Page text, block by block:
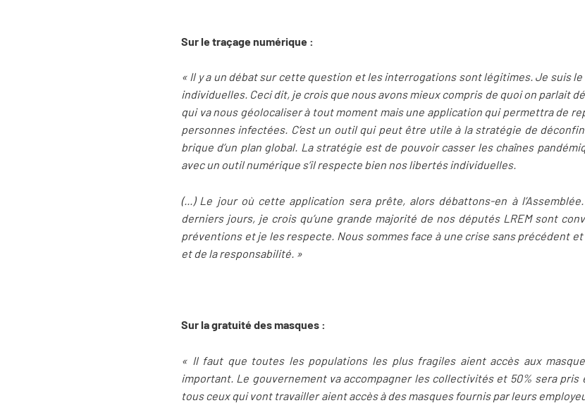
Sur le traçage numérique :
« Il y a un débat sur cette question et les interrogations sont légitimes. Je suis
individuelles. Ceci dit, je crois que nous avons mieux compris de quoi on parlait
qui va nous géolocaliser à tout moment mais une application qui permettra de
personnes infectées. C’est un outil qui peut être utile à la stratégie de
brique d’un plan global. La stratégie est de pouvoir casser les chaînes
avec un outil numérique s’il respecte bien nos libertés individuelles.
(...) Le jour où cette application sera prête, alors débattons-en à
derniers jours, je crois qu’une grande majorité de nos députés LREM sont
préventions et je les respecte. Nous sommes face à une crise sans précédent
et de la responsabilité. »
Sur la gratuité des masques :
« Il faut que toutes les populations les plus fragiles aient accès aux
important. Le gouvernement va accompagner les collectivités et 50% sera pris
tous ceux qui vont travailler aient accès à des masques fournis par leurs